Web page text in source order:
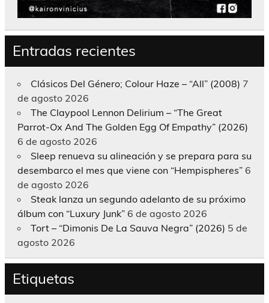
Entradas recientes
Clásicos Del Género; Colour Haze – “All” (2008) 7
de agosto 2026
The Claypool Lennon Delirium – “The Great
Parrot-Ox And The Golden Egg Of Empathy” (2026)
6 de agosto 2026
Sleep renueva su alineación y se prepara para su
desembarco el mes que viene con “Hempispheres” 6
de agosto 2026
Steak lanza un segundo adelanto de su próximo
álbum con “Luxury Junk” 6 de agosto 2026
Tort – “Dimonis De La Sauva Negra” (2026) 5 de
agosto 2026
Etiquetas